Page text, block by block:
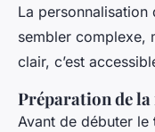
La
sembler complexe,
clair, c’est
Préparation de la
Avant de débuter le